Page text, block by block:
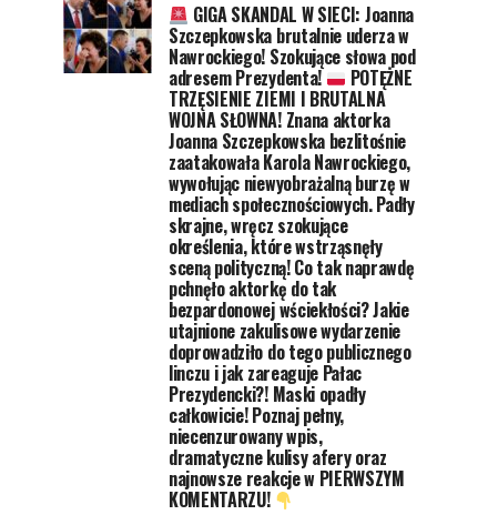
GIGA SKANDAL W SIECI: Joanna
Szczepkowska brutalnie uderza w
Nawrockiego! Szokujące słowa pod
adresem Prezydenta! POTĘŻNE
TRZĘSIENIE ZIEMI I BRUTALNA
WOJNA SŁOWNA! Znana aktorka
Joanna Szczepkowska bezlitośnie
zaatakowała Karola Nawrockiego,
wywołując niewyobrażalną burzę w
mediach społecznościowych. Padły
skrajne, wręcz szokujące
określenia, które wstrząsnęły
sceną polityczną! Co tak naprawdę
pchnęło aktorkę do tak
bezpardonowej wściekłości? Jakie
utajnione zakulisowe wydarzenie
doprowadziło do tego publicznego
linczu i jak zareaguje Pałac
Prezydencki?! Maski opadły
całkowicie! Poznaj pełny,
niecenzurowany wpis,
dramatyczne kulisy afery oraz
najnowsze reakcje w PIERWSZYM
KOMENTARZU!